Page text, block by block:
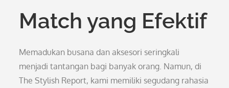
Match yang Efektif
Memadukan busana dan aksesori seringkali
menjadi tantangan bagi banyak orang. Namun, di
The Stylish Report, kami memiliki segudang rahasia